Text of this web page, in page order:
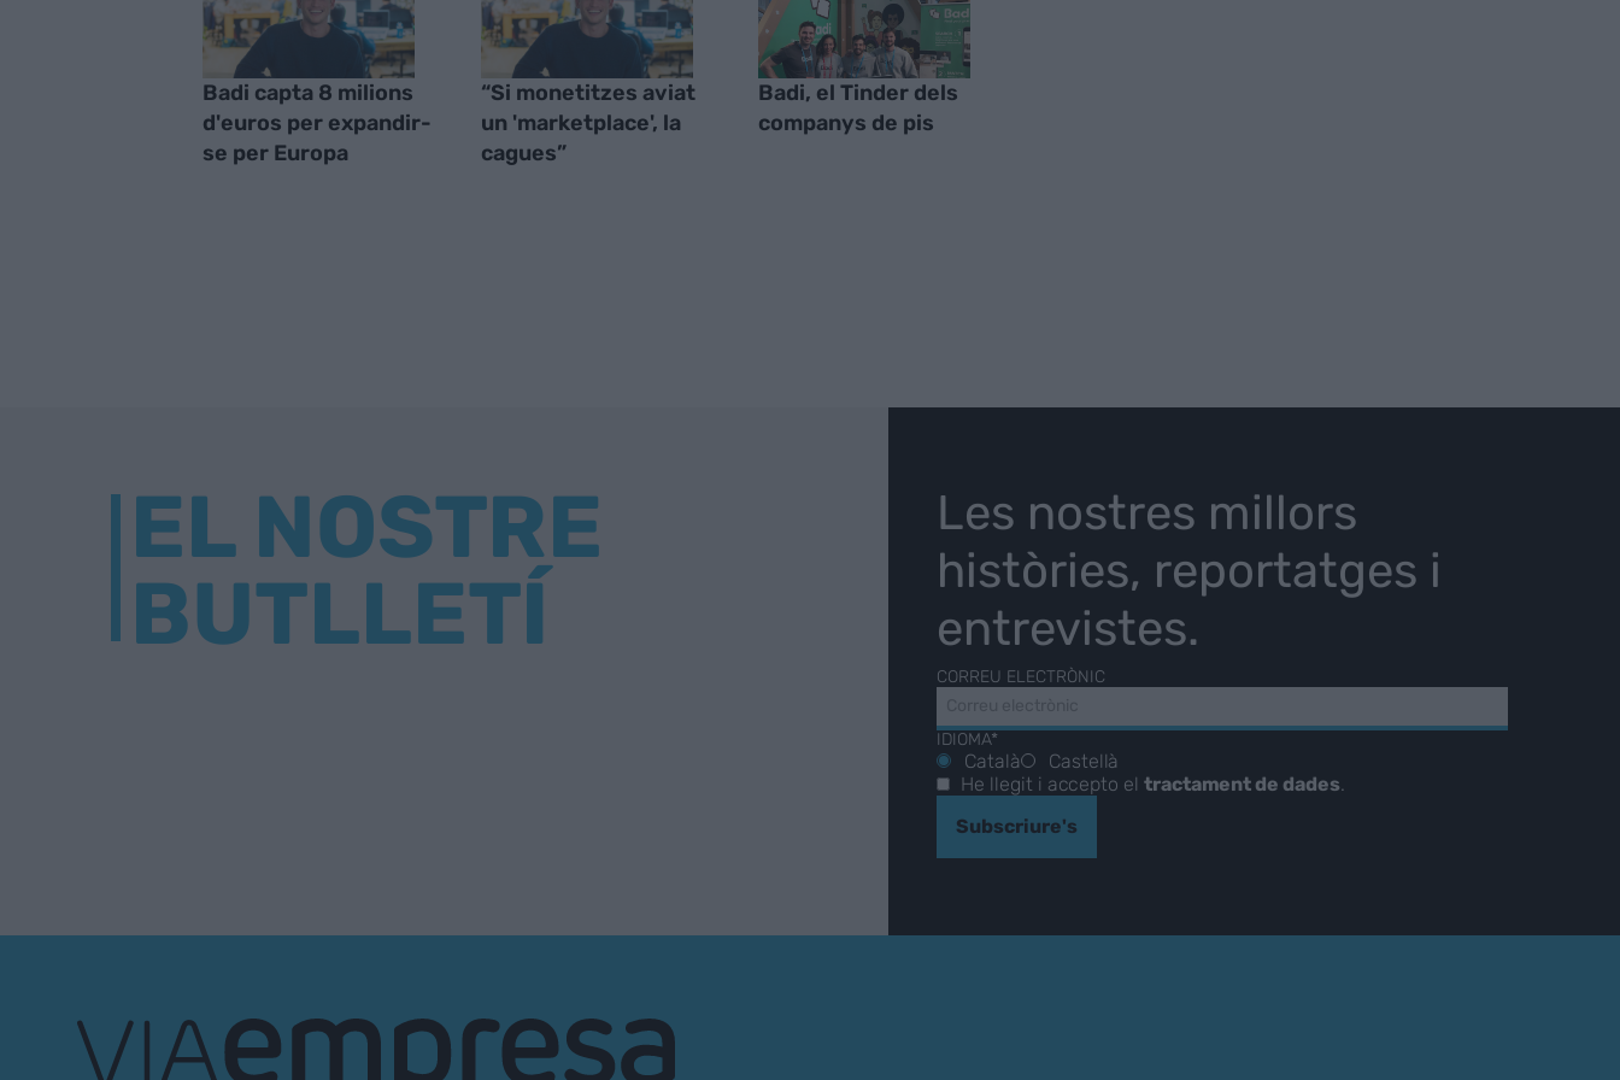
Badi capta 8 milions
d'euros per expandir-
se per Europa
“Si monetitzes aviat
un 'marketplace', la
cagues”
Badi, el Tinder dels
companys de pis
EL NOSTRE
BUTLLETÍ
Les nostres millors
històries, reportatges i
entrevistes.
CORREU ELECTRÒNIC
IDIOMA*
Català
Castellà
He llegit i accepto el tractament de dades
Subscriure's